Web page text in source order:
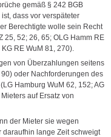
gemäß § 242 BGB
dass vor verspäteter
Berechtigte wolle sein Recht
25, 52; 26, 65; OLG Hamm RE
RE WuM 81, 270).
von Überzahlungen seitens
oder Nachforderungen des
Hamburg WuM 62, 152; AG
auf Ersatz von
der Mieter sie wegen
daraufhin lange Zeit schweigt